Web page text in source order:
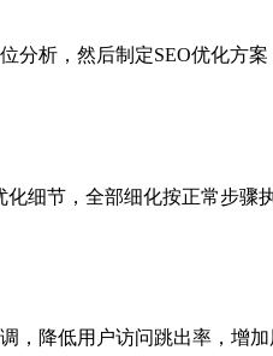
分析，然后制定SEO优化方案
细节，全部细化按正常步骤
，降低用户访问跳出率，增加